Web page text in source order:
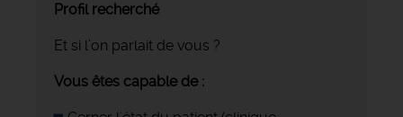
Profil recherché
Et si l’on parlait de vous ?
Vous êtes capable de :